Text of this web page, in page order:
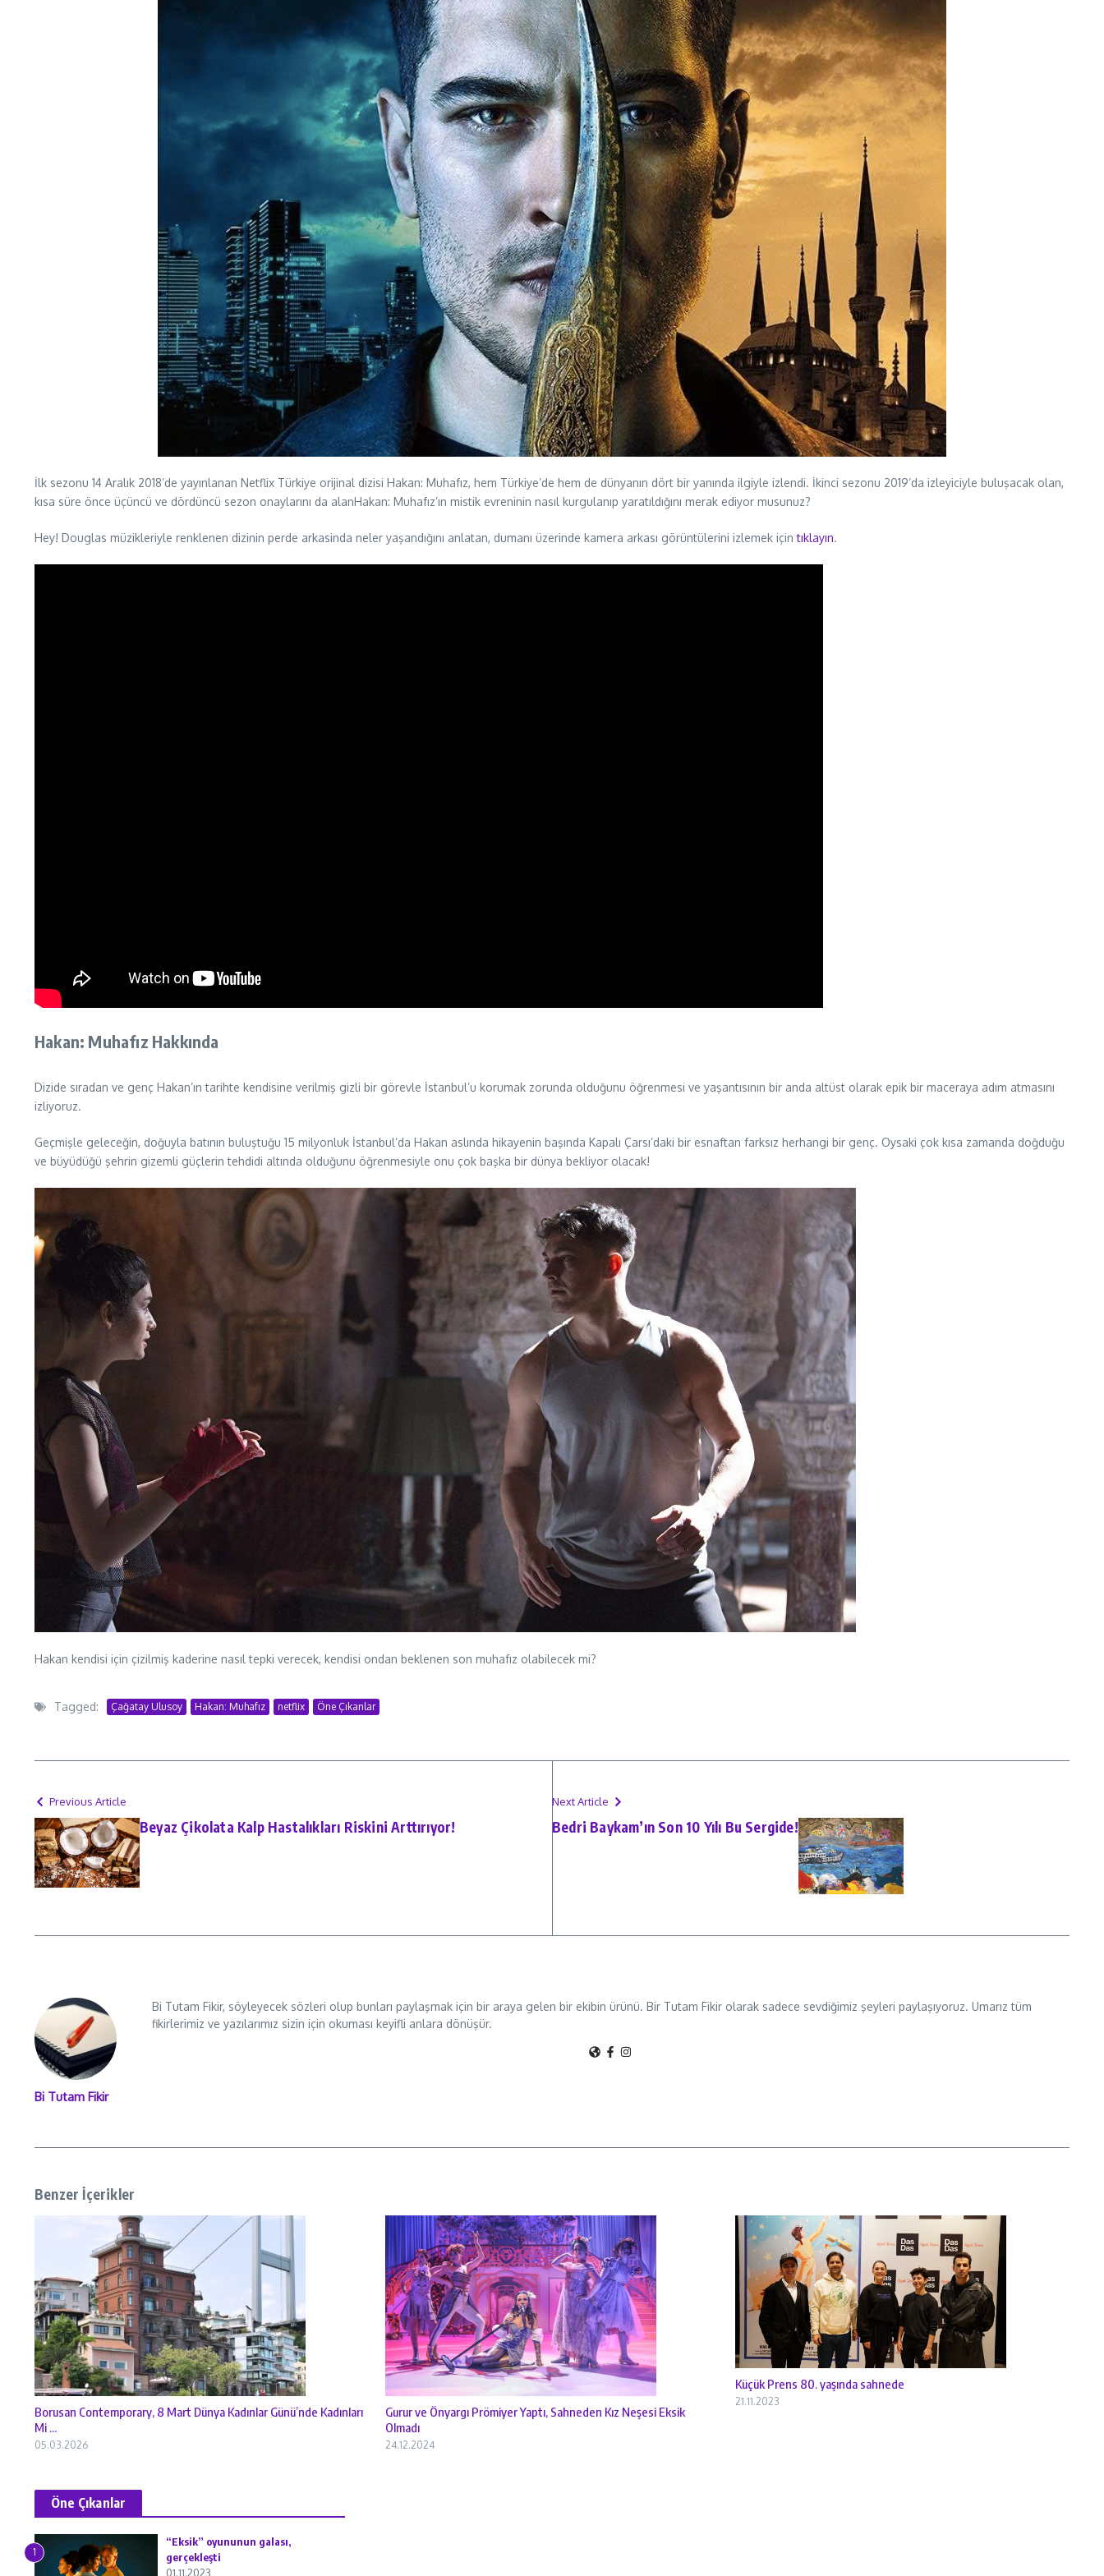
İlk sezonu 14 Aralık 2018’de yayınlanan Netflix Türkiye orijinal dizisi Hakan: Muhafız, hem Türkiye’de hem de dünyanın dört bir yanında ilgiyle izlendi. İkinci sezonu 2019’da izleyiciyle buluşacak olan,
kısa süre önce üçüncü ve dördüncü sezon onaylarını da alanHakan: Muhafız’ın mistik evreninin nasıl kurgulanıp yaratıldığını merak ediyor musunuz?
Hey! Douglas müzikleriyle renklenen dizinin perde arkasinda neler yaşandığını anlatan, dumanı üzerinde kamera arkası görüntülerini izlemek içintıklayın.
Hakan: Muhafız Hakkında
Dizide sıradan ve genç Hakan’ın tarihte kendisine verilmiş gizli bir görevle İstanbul’u korumak zorunda olduğunu öğrenmesi ve yaşantısının bir anda altüst olarak epik bir maceraya adım atmasını
izliyoruz.
Geçmişle geleceğin, doğuyla batının buluştuğu 15 milyonluk İstanbul’da Hakan aslında hikayenin başında Kapalı Çarsı’daki bir esnaftan farksız herhangi bir genç. Oysaki çok kısa zamanda doğduğu
ve büyüdüğü şehrin gizemli güçlerin tehdidi altında olduğunu öğrenmesiyle onu çok başka bir dünya bekliyor olacak!
Hakan kendisi için çizilmiş kaderine nasıl tepki verecek, kendisi ondan beklenen son muhafız olabilecek mi?
Tagged: Çağatay Ulusoy Hakan: Muhafız netflix Öne Çıkanlar
Previous Article
Beyaz Çikolata Kalp Hastalıkları Riskini Arttırıyor!
Next Article
Bedri Baykam’ın Son 10 Yılı Bu Sergide!
Bi Tutam Fikir
Bi Tutam Fikir, söyleyecek sözleri olup bunları paylaşmak için bir araya gelen bir ekibin ürünü. Bir Tutam Fikir olarak sadece sevdiğimiz şeyleri paylaşıyoruz. Umarız tüm
fikirlerimiz ve yazılarımız sizin için okuması keyifli anlara dönüşür.
Benzer İçerikler
Borusan Contemporary, 8 Mart Dünya Kadınlar Günü’nde Kadınları
Mi ...
05.03.2026
Gurur ve Önyargı Prömiyer Yaptı, Sahneden Kız Neşesi Eksik
Olmadı
24.12.2024
Küçük Prens 80. yaşında sahnede
21.11.2023
Öne Çıkanlar
1
“Eksik” oyununun galası,
gerçekleşti
01.11.2023